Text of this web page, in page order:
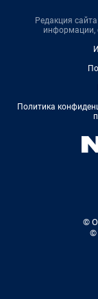
Редакция
информации,
Политика
©
©